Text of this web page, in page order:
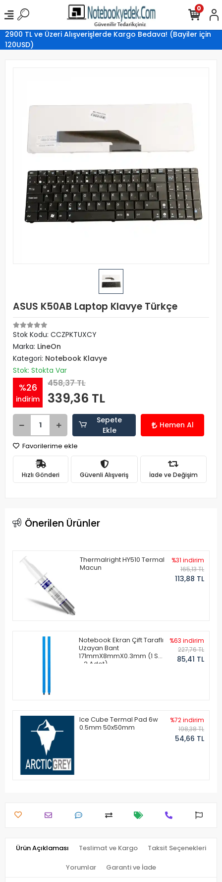
2900 TL ve Üzeri Alışverişlerde Kargo Bedava! (Bayiler için
120USD)
0
ASUS K50AB Laptop Klavye Türkçe
Stok Kodu: CCZPKTUXCY
Marka: LineOn
Kategori: Notebook Klavye
Stok: Stokta Var
%26
indirim
458,37 TL
339,36 TL
Sepete
Ekle
Hemen Al
Favorilerime ekle
Hızlı Gönderi Güvenli Alışveriş İade ve Değişim
Önerilen Ürünler
Thermalright HY510 Termal
Macun
%31 indirim
165,13 TL
113,88 TL
Notebook Ekran Çift Taraflı
Uzayan Bant
171mmX8mmX0.3mm (1 Set
- 2 Adet)
%63 indirim
227,76 TL
85,41 TL
Ice Cube Termal Pad 6w
0.5mm 50x50mm
%72 indirim
198,38 TL
54,66 TL
Ürün Açıklaması Teslimat ve Kargo Taksit Seçenekleri
Yorumlar Garanti ve İade